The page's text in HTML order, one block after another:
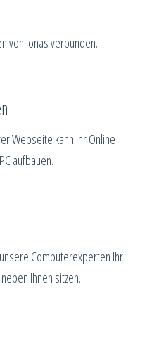
von ionas verbunden.
Webseite kann Ihr Online
aufbauen.
Computerexperten Ihr
Ihnen sitzen.